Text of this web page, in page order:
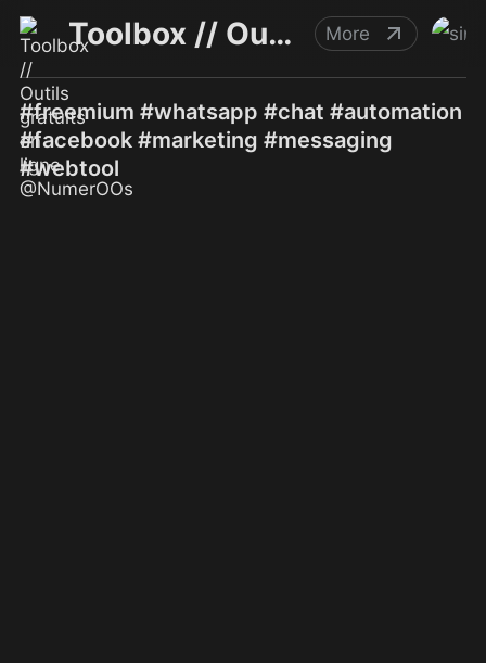
Toolbox // Outils gratuits en ligne @NumerOOs More
#freemium #whatsapp #chat #automation
#facebook #marketing #messaging
#webtool